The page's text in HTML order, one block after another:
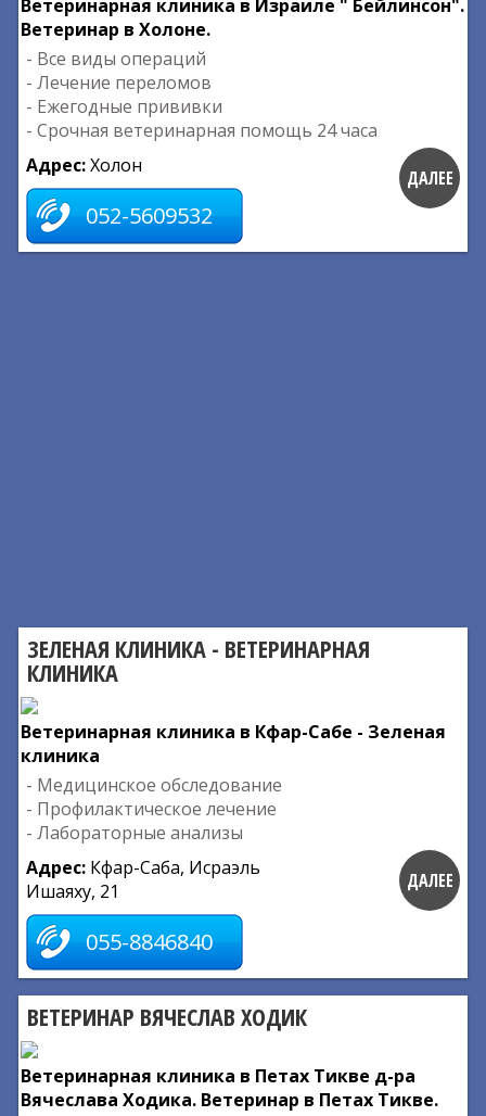
Ветеринарная клиника в Израиле " Бейлинсон".
Ветеринар в Холоне.
- Все виды операций
- Лечение переломов
- Ежегодные прививки
- Срочная ветеринарная помощь 24 часа
Адрес:Холон
052-5609532
ДАЛЕЕ
ЗЕЛЕНАЯ КЛИНИКА - ВЕТЕРИНАРНАЯ
КЛИНИКА
Ветеринарная клиника в Кфар-Сабе - Зеленая
клиника
- Медицинское обследование
- Профилактическое лечение
- Лабораторные анализы
Адрес: Кфар-Саба, Исраэль
Ишаяху, 21
055-8846840
ДАЛЕЕ
ВЕТЕРИНАР ВЯЧЕСЛАВ ХОДИК
Ветеринарная клиника в Петах Тикве д-ра
Вячеслава Ходика. Ветеринар в Петах Тикве.